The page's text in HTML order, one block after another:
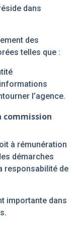
dans
des
telles que :
l’agence.
commission
à rémunération
démarches
responsabilité de
importante dans